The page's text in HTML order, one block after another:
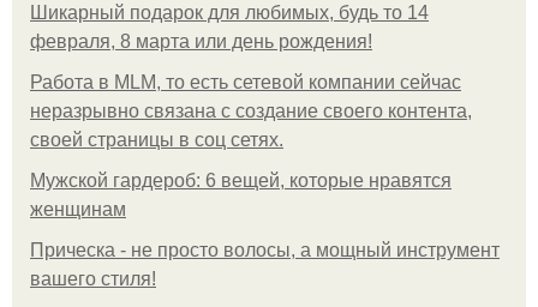
Шикарный подарок для любимых, будь то 14
февраля, 8 марта или день рождения!
Работа в MLM, то есть сетевой компании сейчас
неразрывно связана с создание своего контента,
своей страницы в соц сетях.
Мужской гардероб: 6 вещей, которые нравятся
женщинам
Прическа - не просто волосы, а мощный инструмент
вашего стиля!